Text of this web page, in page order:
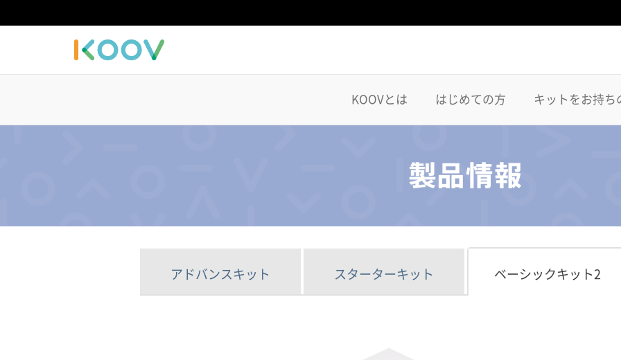
KOOVとは はじめての方 キットをお持ち
アドバンスキット スターターキット ベーシックキット2